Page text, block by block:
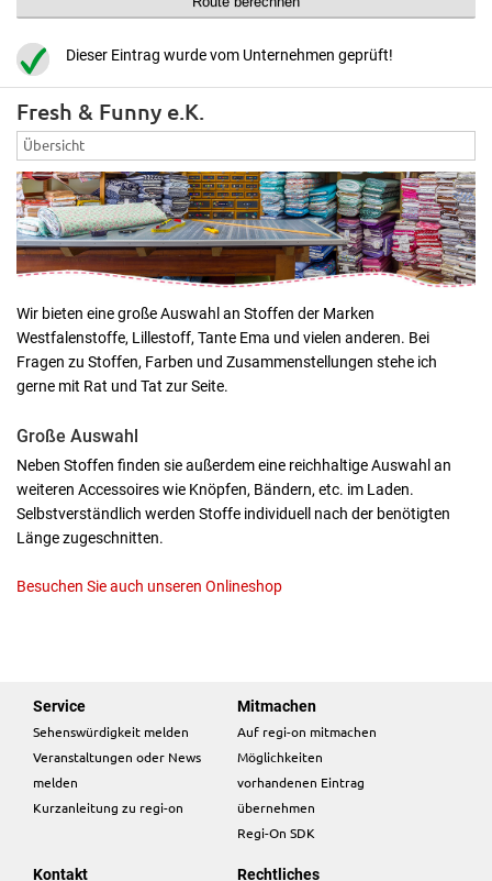
Dieser Eintrag wurde vom Unternehmen geprüft!
Fresh & Funny e.K.
Übersicht
Wir bieten eine große Auswahl an Stoffen der Marken
Westfalenstoffe, Lillestoff, Tante Ema und vielen anderen. Bei
Fragen zu Stoffen, Farben und Zusammenstellungen stehe ich
gerne mit Rat und Tat zur Seite.
Große Auswahl
Neben Stoffen finden sie außerdem eine reichhaltige Auswahl an
weiteren Accessoires wie Knöpfen, Bändern, etc. im Laden.
Selbstverständlich werden Stoffe individuell nach der benötigten
Länge zugeschnitten.
Besuchen Sie auch unseren Onlineshop
Service
Sehenswürdigkeit melden
Veranstaltungen oder News
melden
Kurzanleitung zu regi-on
Mitmachen
Auf regi-on mitmachen
Möglichkeiten
vorhandenen Eintrag
übernehmen
Regi-On SDK
Kontakt Rechtliches